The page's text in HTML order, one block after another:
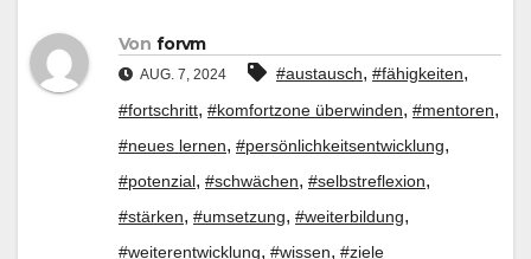
Von forvm
AUG. 7, 2024 #austausch, #fähigkeiten,
#fortschritt, #komfortzone überwinden, #mentoren,
#neues lernen, #persönlichkeitsentwicklung,
#potenzial, #schwächen, #selbstreflexion,
#stärken, #umsetzung, #weiterbildung,
#weiterentwicklung, #wissen, #ziele